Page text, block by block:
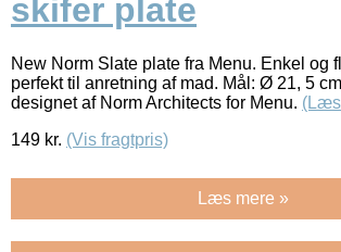
skifer plate
New Norm Slate plate fra Menu. Enkel og
perfekt til anretning af mad. Mål: Ø 21, 5
designet af Norm Architects for Menu.
149 kr. (Vis fragtpris)
Læs mere »